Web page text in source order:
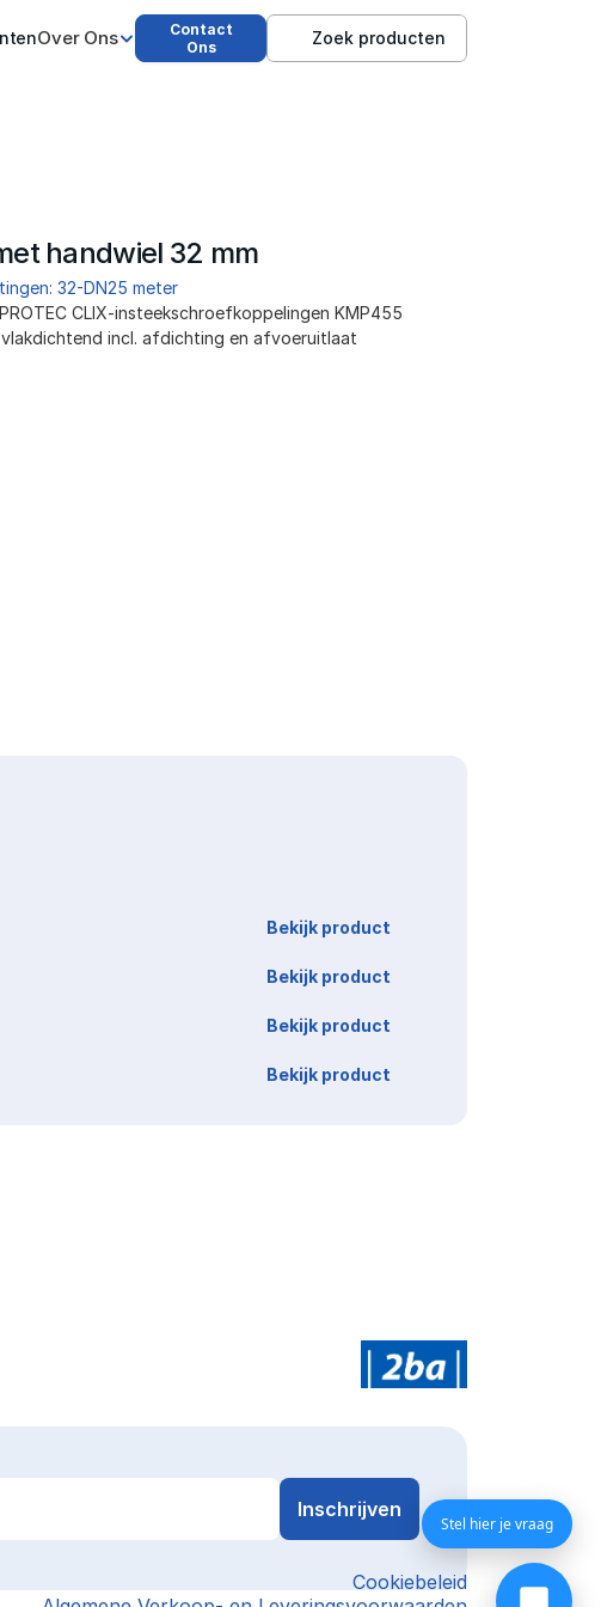
Over Ons
Contact
Ons
Zoek producten
handwiel 32 mm
32-DN25 meter
CLIX-insteekschroefkoppelingen KMP455
incl. afdichting en afvoeruitlaat
Bekijk product
Bekijk product
Bekijk product
Bekijk product
Cookiebeleid
Stel hier je vraag